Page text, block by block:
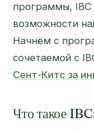
программы, IBC
возможности
Начнём с
сочетаемой с
Сент-Китс за
Что такое